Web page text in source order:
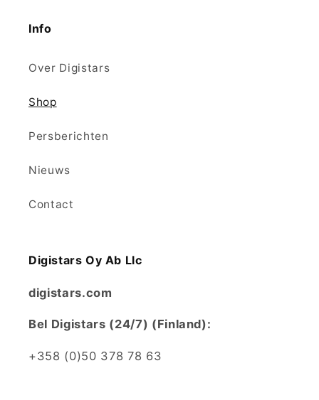
Info
Over Digistars
Shop
Persberichten
Nieuws
Contact
Digistars Oy Ab Llc
digistars.com
Bel Digistars (24/7) (Finland):
+358 (0)50 378 78 63